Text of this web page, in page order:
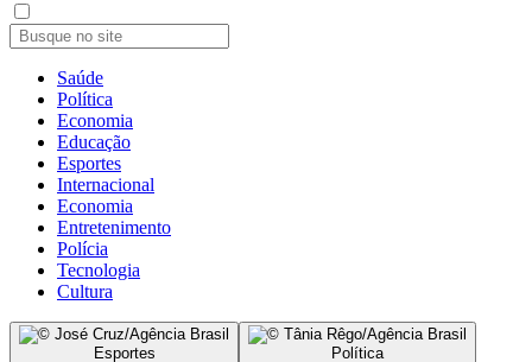
Saúde
Política
Economia
Educação
Esportes
Internacional
Economia
Entretenimento
Polícia
Tecnologia
Cultura
Esportes Política